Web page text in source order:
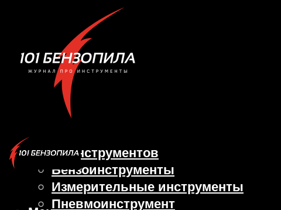
Виды инструментов
Бензоинструменты
Измерительные инструменты
Пневмоинструмент